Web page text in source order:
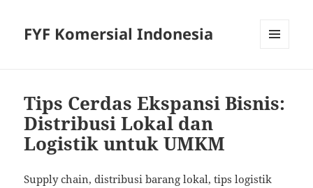
FYF Komersial Indonesia
Tips Cerdas Ekspansi Bisnis:
Distribusi Lokal dan
Logistik untuk UMKM
Supply chain, distribusi barang lokal, tips logistik